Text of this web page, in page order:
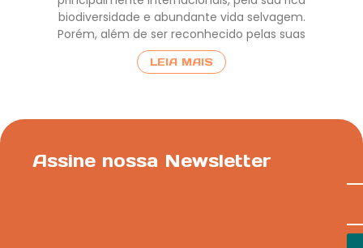
biodiversidade e abundante vida selvagem.
Porém, além de ser reconhecido pelas suas
LEIA MAIS
Assine nossa Newsletter